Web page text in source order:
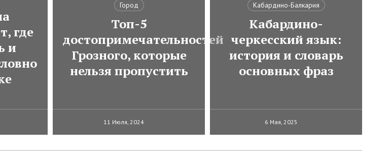
где
и
Город
Топ-5
достопримечательностей
Грозного, которые
нельзя пропустить
11 Июля, 2024
Кабардино-Балкария
Кабардино-
черкесский язык:
история и словарь
основных фраз
6 Мая, 2025